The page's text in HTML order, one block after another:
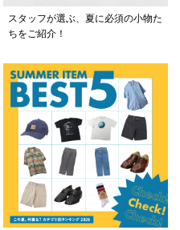
スタッフが選ぶ、夏に必須の小物た
ちをご紹介！